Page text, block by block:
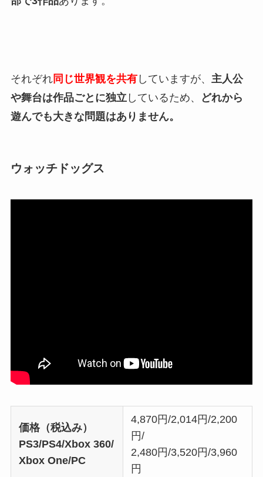
それぞれ同じ世界観を共有していますが、 主人公
や舞台は作品ごとに独立 しているため、
どれから
遊んでも大きな問題はありません。
ウォッチドッグス
価格（税込み）
PS3/PS4/Xbox 360/
Xbox One/PC
4,870円/2,014円/2,200
円/
2,480円/3,520円/3,960
円